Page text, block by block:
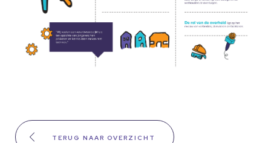
TERUG NAAR OVERZICHT